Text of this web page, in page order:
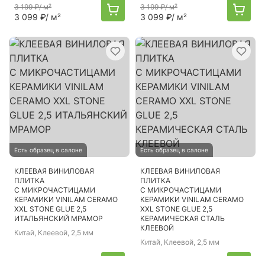
3 199 ₽/ м²
3 099 ₽/ м²
3 199 ₽/ м²
3 099 ₽/ м²
Есть образец в салоне
КЛЕЕВАЯ ВИНИЛОВАЯ
ПЛИТКА
С МИКРОЧАСТИЦАМИ
КЕРАМИКИ VINILAM CERAMO
XXL STONE GLUE 2,5
ИТАЛЬЯНСКИЙ МРАМОР
Китай, Клеевой, 2,5 мм
Есть образец в салоне
КЛЕЕВАЯ ВИНИЛОВАЯ
ПЛИТКА
С МИКРОЧАСТИЦАМИ
КЕРАМИКИ VINILAM CERAMO
XXL STONE GLUE 2,5
КЕРАМИЧЕСКАЯ СТАЛЬ
КЛЕЕВОЙ
Китай, Клеевой, 2,5 мм